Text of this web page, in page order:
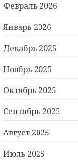
Февраль 2026
Январь 2026
Декабрь 2025
Ноябрь 2025
Октябрь 2025
Сентябрь 2025
Август 2025
Июль 2025